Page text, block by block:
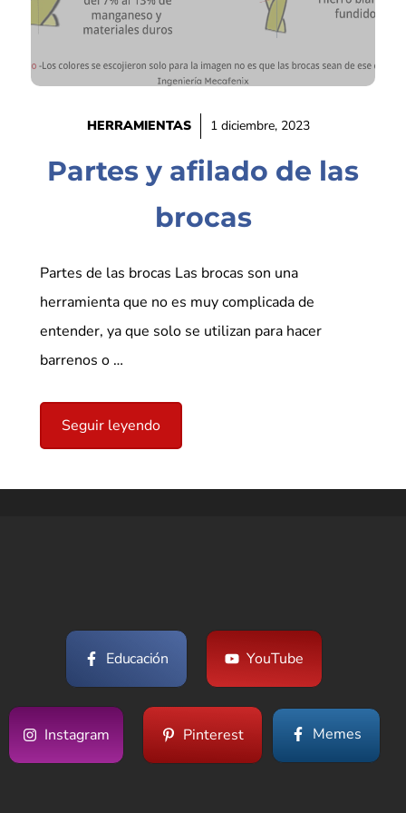
HERRAMIENTAS 1 diciembre, 2023
Partes y afilado de las
brocas
Partes de las brocas Las brocas son una
herramienta que no es muy complicada de
entender, ya que solo se utilizan para hacer
barrenos o …
Seguir leyendo
Educación YouTube
Instagram Pinterest Memes